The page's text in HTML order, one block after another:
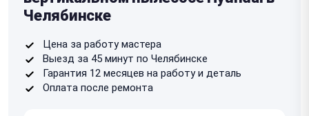
Челябинске
Цена за работу мастера
Выезд за 45 минут по Челябинске
Гарантия 12 месяцев на работу и деталь
Оплата после ремонта